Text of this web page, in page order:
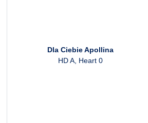
Dla Ciebie Apollina
HD A, Heart 0